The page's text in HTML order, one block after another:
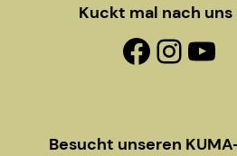
Kuckt mal nach uns
Facebook-Fanpage
Besucht unseren